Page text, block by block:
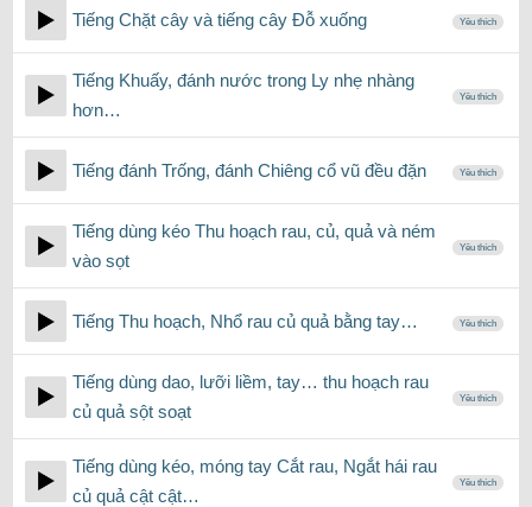
Tiếng Chặt cây và tiếng cây Đỗ xuống Yêu thích
Tiếng Khuấy, đánh nước trong Ly nhẹ nhàng
hơn…
Yêu thích
Tiếng đánh Trống, đánh Chiêng cổ vũ đều đặn Yêu thích
Tiếng dùng kéo Thu hoạch rau, củ, quả và ném
vào sọt
Yêu thích
Tiếng Thu hoạch, Nhổ rau củ quả bằng tay… Yêu thích
Tiếng dùng dao, lưỡi liềm, tay… thu hoạch rau
củ quả sột soạt
Yêu thích
Tiếng dùng kéo, móng tay Cắt rau, Ngắt hái rau
củ quả cật cật…
Yêu thích